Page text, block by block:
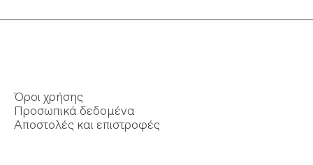
Όροι χρήσης
Προσωπικά δεδομένα
Αποστολές και επιστροφές